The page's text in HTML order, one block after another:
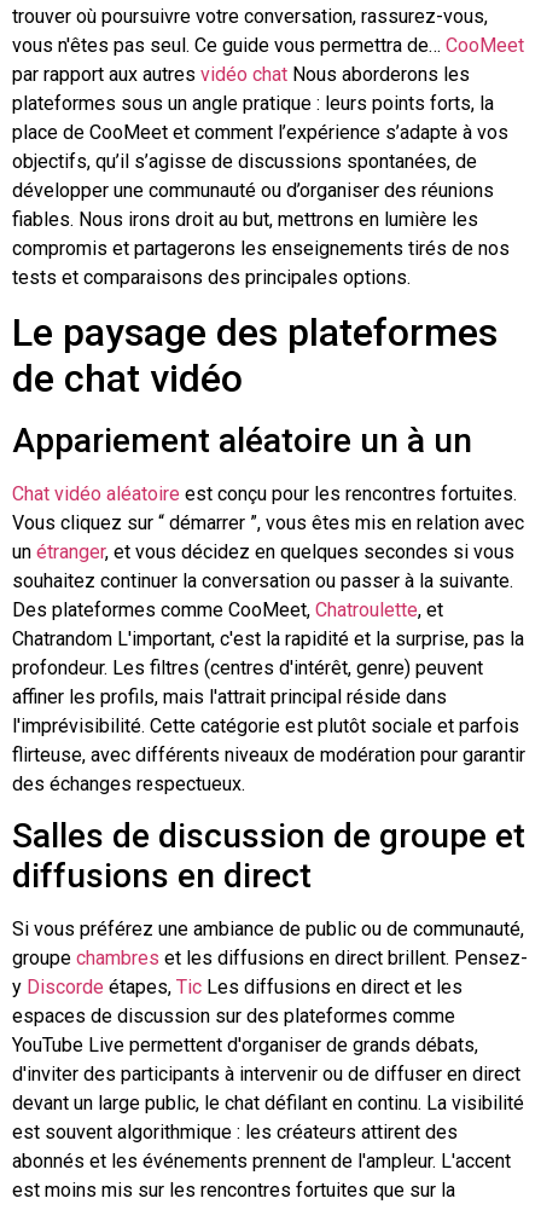
trouver où poursuivre votre conversation, rassurez-vous,
vous n'êtes pas seul. Ce guide vous permettra de… CooMeet
par rapport aux autres vidéo chat Nous aborderons les
plateformes sous un angle pratique : leurs points forts, la
place de CooMeet et comment l’expérience s’adapte à vos
objectifs, qu’il s’agisse de discussions spontanées, de
développer une communauté ou d’organiser des réunions
fiables. Nous irons droit au but, mettrons en lumière les
compromis et partagerons les enseignements tirés de nos
tests et comparaisons des principales options.
Le paysage des plateformes
de chat vidéo
Appariement aléatoire un à un
Chat vidéo aléatoire est conçu pour les rencontres fortuites.
Vous cliquez sur “ démarrer ”, vous êtes mis en relation avec
un étranger, et vous décidez en quelques secondes si vous
souhaitez continuer la conversation ou passer à la suivante.
Des plateformes comme CooMeet, Chatroulette, et
Chatrandom L'important, c'est la rapidité et la surprise, pas la
profondeur. Les filtres (centres d'intérêt, genre) peuvent
affiner les profils, mais l'attrait principal réside dans
l'imprévisibilité. Cette catégorie est plutôt sociale et parfois
flirteuse, avec différents niveaux de modération pour garantir
des échanges respectueux.
Salles de discussion de groupe et
diffusions en direct
Si vous préférez une ambiance de public ou de communauté,
groupe chambres et les diffusions en direct brillent. Pensez-
y Discorde étapes, Tic Les diffusions en direct et les
espaces de discussion sur des plateformes comme
YouTube Live permettent d'organiser de grands débats,
d'inviter des participants à intervenir ou de diffuser en direct
devant un large public, le chat défilant en continu. La visibilité
est souvent algorithmique : les créateurs attirent des
abonnés et les événements prennent de l'ampleur. L'accent
est moins mis sur les rencontres fortuites que sur la